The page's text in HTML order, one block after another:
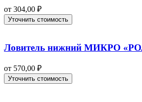
от 304,00 ₽
Уточнить стоимость
Ловитель нижний МИКРО
от 570,00 ₽
Уточнить стоимость